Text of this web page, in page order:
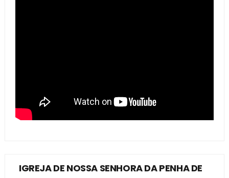
IGREJA DE NOSSA SENHORA DA PENHA DE